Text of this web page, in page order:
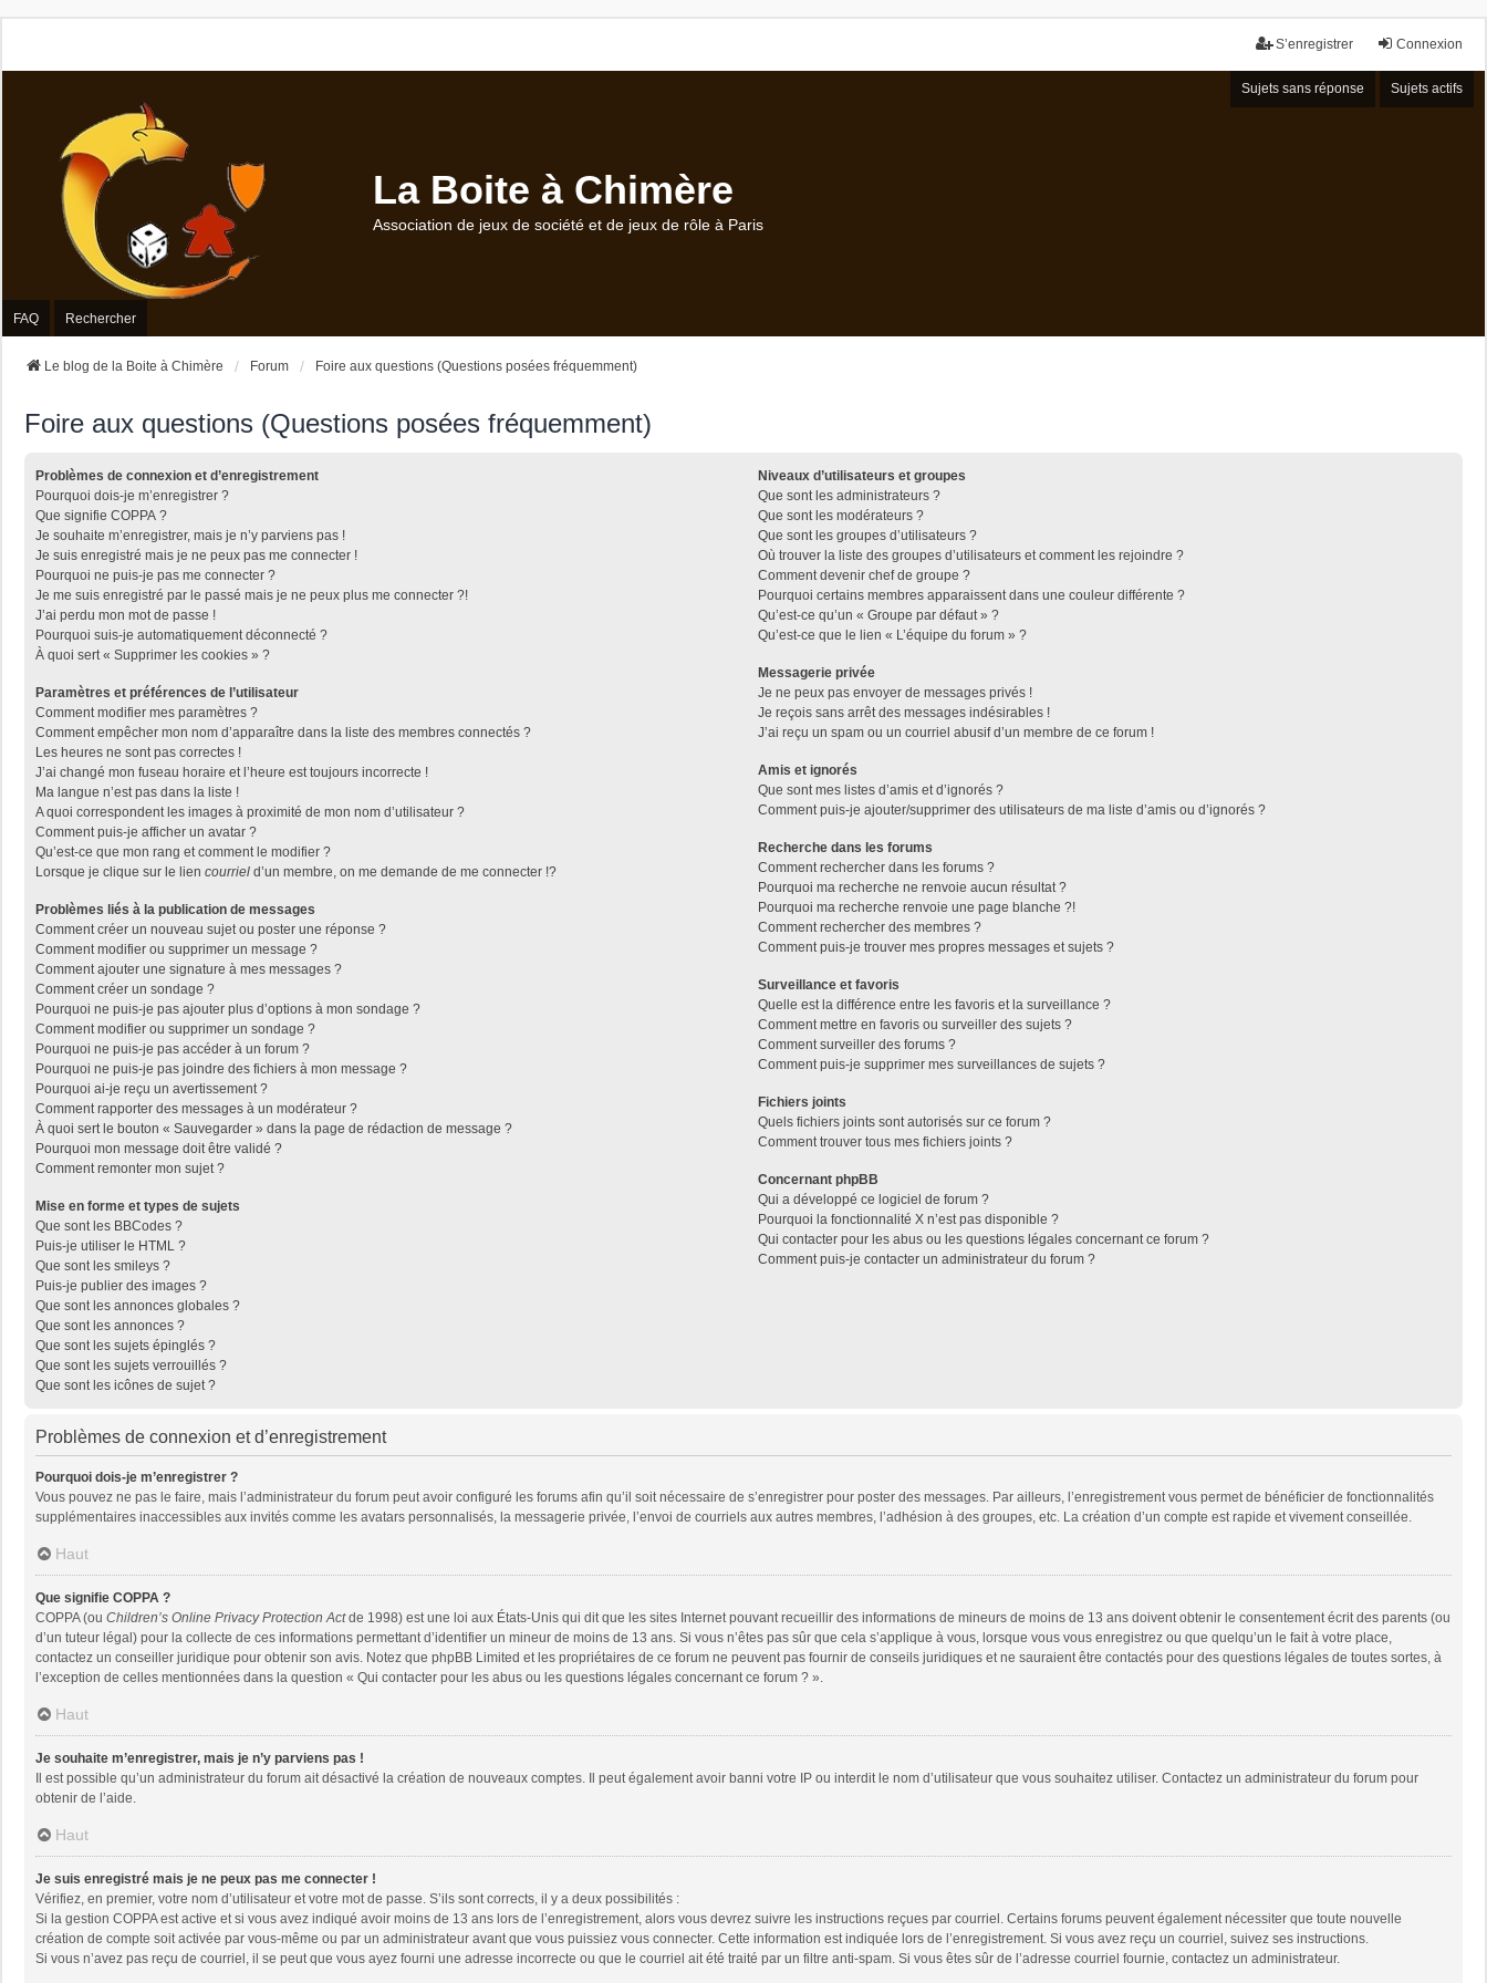
Connexion
S’enregistrer
Sujets sans réponse Sujets actifs
La Boite à Chimère
Association de jeux de société et de jeux de rôle à Paris
FAQ Rechercher
Le blog de la Boite à Chimère Forum Foire aux questions (Questions posées fréquemment)
Foire aux questions (Questions posées fréquemment)
Problèmes de connexion et d’enregistrement
Pourquoi dois-je m’enregistrer ?
Que signifie COPPA ?
Je souhaite m’enregistrer, mais je n’y parviens pas !
Je suis enregistré mais je ne peux pas me connecter !
Pourquoi ne puis-je pas me connecter ?
Je me suis enregistré par le passé mais je ne peux plus me connecter ?!
J’ai perdu mon mot de passe !
Pourquoi suis-je automatiquement déconnecté ?
À quoi sert « Supprimer les cookies » ?
Paramètres et préférences de l’utilisateur
Comment modifier mes paramètres ?
Comment empêcher mon nom d’apparaître dans la liste des membres connectés ?
Les heures ne sont pas correctes !
J’ai changé mon fuseau horaire et l’heure est toujours incorrecte !
Ma langue n’est pas dans la liste !
A quoi correspondent les images à proximité de mon nom d’utilisateur ?
Comment puis-je afficher un avatar ?
Qu’est-ce que mon rang et comment le modifier ?
Lorsque je clique sur le lien courriel d’un membre, on me demande de me connecter !?
Problèmes liés à la publication de messages
Comment créer un nouveau sujet ou poster une réponse ?
Comment modifier ou supprimer un message ?
Comment ajouter une signature à mes messages ?
Comment créer un sondage ?
Pourquoi ne puis-je pas ajouter plus d’options à mon sondage ?
Comment modifier ou supprimer un sondage ?
Pourquoi ne puis-je pas accéder à un forum ?
Pourquoi ne puis-je pas joindre des fichiers à mon message ?
Pourquoi ai-je reçu un avertissement ?
Comment rapporter des messages à un modérateur ?
À quoi sert le bouton « Sauvegarder » dans la page de rédaction de message ?
Pourquoi mon message doit être validé ?
Comment remonter mon sujet ?
Mise en forme et types de sujets
Que sont les BBCodes ?
Puis-je utiliser le HTML ?
Que sont les smileys ?
Puis-je publier des images ?
Que sont les annonces globales ?
Que sont les annonces ?
Que sont les sujets épinglés ?
Que sont les sujets verrouillés ?
Que sont les icônes de sujet ?
Niveaux d’utilisateurs et groupes
Que sont les administrateurs ?
Que sont les modérateurs ?
Que sont les groupes d’utilisateurs ?
Où trouver la liste des groupes d’utilisateurs et comment les rejoindre ?
Comment devenir chef de groupe ?
Pourquoi certains membres apparaissent dans une couleur différente ?
Qu’est-ce qu’un « Groupe par défaut » ?
Qu’est-ce que le lien « L’équipe du forum » ?
Messagerie privée
Je ne peux pas envoyer de messages privés !
Je reçois sans arrêt des messages indésirables !
J’ai reçu un spam ou un courriel abusif d’un membre de ce forum !
Amis et ignorés
Que sont mes listes d’amis et d’ignorés ?
Comment puis-je ajouter/supprimer des utilisateurs de ma liste d’amis ou d’ignorés ?
Recherche dans les forums
Comment rechercher dans les forums ?
Pourquoi ma recherche ne renvoie aucun résultat ?
Pourquoi ma recherche renvoie une page blanche ?!
Comment rechercher des membres ?
Comment puis-je trouver mes propres messages et sujets ?
Surveillance et favoris
Quelle est la différence entre les favoris et la surveillance ?
Comment mettre en favoris ou surveiller des sujets ?
Comment surveiller des forums ?
Comment puis-je supprimer mes surveillances de sujets ?
Fichiers joints
Quels fichiers joints sont autorisés sur ce forum ?
Comment trouver tous mes fichiers joints ?
Concernant phpBB
Qui a développé ce logiciel de forum ?
Pourquoi la fonctionnalité X n’est pas disponible ?
Qui contacter pour les abus ou les questions légales concernant ce forum ?
Comment puis-je contacter un administrateur du forum ?
Problèmes de connexion et d’enregistrement
Pourquoi dois-je m’enregistrer ?
Vous pouvez ne pas le faire, mais l’administrateur du forum peut avoir configuré les forums afin qu’il soit nécessaire de s’enregistrer pour poster des messages. Par ailleurs, l’enregistrement vous permet de bénéficier de fonctionnalités
supplémentaires inaccessibles aux invités comme les avatars personnalisés, la messagerie privée, l’envoi de courriels aux autres membres, l’adhésion à des groupes, etc. La création d’un compte est rapide et vivement conseillée.
Haut
Que signifie COPPA ?
COPPA (ou Children’s Online Privacy Protection Actde 1998) est une loi aux États-Unis qui dit que les sites Internet pouvant recueillir des informations de mineurs de moins de 13 ans doivent obtenir le consentement écrit des parents (ou
d’un tuteur légal) pour la collecte de ces informations permettant d’identifier un mineur de moins de 13 ans. Si vous n’êtes pas sûr que cela s’applique à vous, lorsque vous vous enregistrez ou que quelqu’un le fait à votre place,
contactez un conseiller juridique pour obtenir son avis. Notez que phpBB Limited et les propriétaires de ce forum ne peuvent pas fournir de conseils juridiques et ne sauraient être contactés pour des questions légales de toutes sortes, à
l’exception de celles mentionnées dans la question « Qui contacter pour les abus ou les questions légales concernant ce forum ? ».
Haut
Je souhaite m’enregistrer, mais je n’y parviens pas !
Il est possible qu’un administrateur du forum ait désactivé la création de nouveaux comptes. Il peut également avoir banni votre IP ou interdit le nom d’utilisateur que vous souhaitez utiliser. Contactez un administrateur du forum pour
obtenir de l’aide.
Haut
Je suis enregistré mais je ne peux pas me connecter !
Vérifiez, en premier, votre nom d’utilisateur et votre mot de passe. S’ils sont corrects, il y a deux possibilités :
Si la gestion COPPA est active et si vous avez indiqué avoir moins de 13 ans lors de l’enregistrement, alors vous devrez suivre les instructions reçues par courriel. Certains forums peuvent également nécessiter que toute nouvelle
création de compte soit activée par vous-même ou par un administrateur avant que vous puissiez vous connecter. Cette information est indiquée lors de l’enregistrement. Si vous avez reçu un courriel, suivez ses instructions.
Si vous n’avez pas reçu de courriel, il se peut que vous ayez fourni une adresse incorrecte ou que le courriel ait été traité par un filtre anti-spam. Si vous êtes sûr de l’adresse courriel fournie, contactez un administrateur.